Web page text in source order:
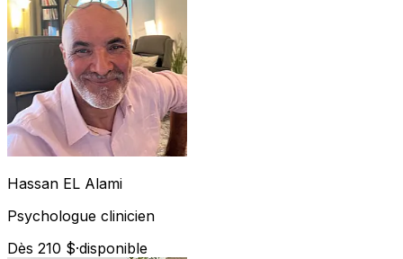
Hassan EL Alami
Psychologue clinicien
Dès 210 $·disponible